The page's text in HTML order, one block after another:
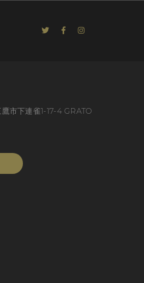
市下連雀1-17-4 GRATO